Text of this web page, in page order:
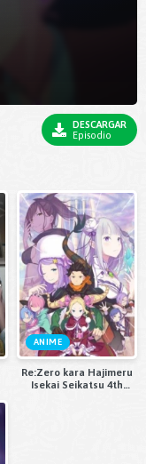
DESCARGAR
Episodio
ANIME
Re:Zero kara Hajimeru
Isekai Seikatsu 4th